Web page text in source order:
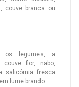
couve branca ou
os legumes, a
couve flor, nabo,
salicórnia fresca
lume brando.